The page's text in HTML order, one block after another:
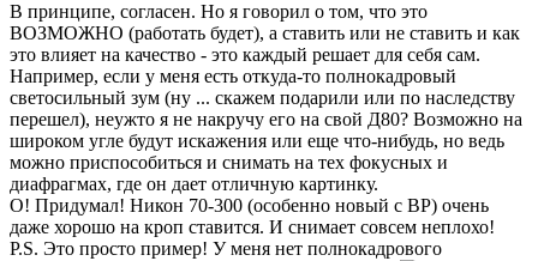
В принципе, согласен. Но я говорил о том, что это
ВОЗМОЖНО (работать будет), а ставить или не ставить и как
это влияет на качество - это каждый решает для себя сам.
Например, если у меня есть откуда-то полнокадровый
светосильный зум (ну ... скажем подарили или по наследству
перешел), неужто я не накручу его на свой Д80? Возможно на
широком угле будут искажения или еще что-нибудь, но ведь
можно приспособиться и снимать на тех фокусных и
диафрагмах, где он дает отличную картинку.
О! Придумал! Никон 70-300 (особенно новый с ВР) очень
даже хорошо на кроп ставится. И снимает совсем неплохо!
P.S. Это просто пример! У меня нет полнокадрового